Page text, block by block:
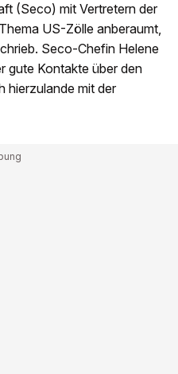
(Seco) mit Vertretern der
US-Zölle anberaumt,
Seco-Chefin Helene
gute Kontakte über den
hierzulande mit der